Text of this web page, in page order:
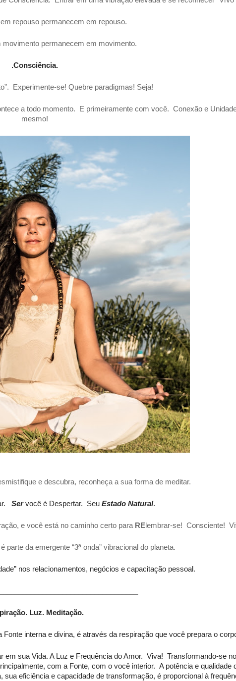
repouso permanecem em repouso.
movimento permanecem em movimento.
.Consciência.
Experimente-se! Quebre paradigmas! Seja!
a todo momento. E primeiramente com você. Conexão e
mesmo!
e descubra, reconheça a sua forma de meditar.
Servocê é Despertar. Seu Estado Natural.
e você está no caminho certo para RElembrar-se! Consciente!
parte da emergente “3ª onda” vibracional do planeta.
nos relacionamentos, negócios e capacitação pessoal.
Luz. Meditação.
interna e divina, é através da respiração que você prepara o
em sua Vida. A Luz e Frequência do Amor. Viva! Transformando-se
com a Fonte, com o você interior. A potência e qualidade
eficiência e capacidade de transformação, é proporcional à